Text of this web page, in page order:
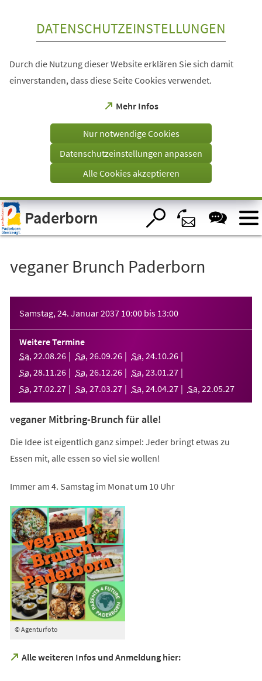
Visuelle
Assistenzsoftware
öffnen.
DATENSCHUTZEINSTELLUNGEN
Durch die Nutzung dieser Website erklären Sie sich damit
einverstanden, dass diese Seite Cookies verwendet.
Mehr Infos
(Öffnet
einem
Tab)
Nur notwendige Cookies
Datenschutzeinstellungen anpassen
Alle Cookies akzeptieren
Paderborn
veganer Brunch Paderborn
Samstag, 24. Januar 2037 10:00 bis 13:00
Weitere Termine
Sa, 22.08.26 Sa, 26.09.26 Sa, 24.10.26
Sa, 28.11 .26 Sa, 26.12.26 Sa, 23.01 .27
Sa, 27.02.27 Sa, 27.03.27 Sa, 24.04.27 Sa, 22.05.27
veganer Mitbring-Brunch für alle!
Die Idee ist eigentlich ganz simpel: Jeder bringt etwas zu
Essen mit, alle essen so viel sie wollen!
Immer am 4. Samstag im Monat um 10 Uhr
© Agenturfoto
Alle weiteren Infos und Anmeldung hier:
(Öffnet